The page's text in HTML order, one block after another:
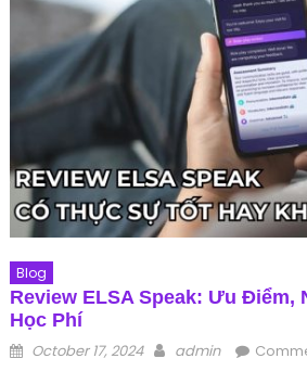
Blog
Review ELSA Speak: Ưu Điểm,
Học Phí
Posted on
October 17, 2024 Author
admin